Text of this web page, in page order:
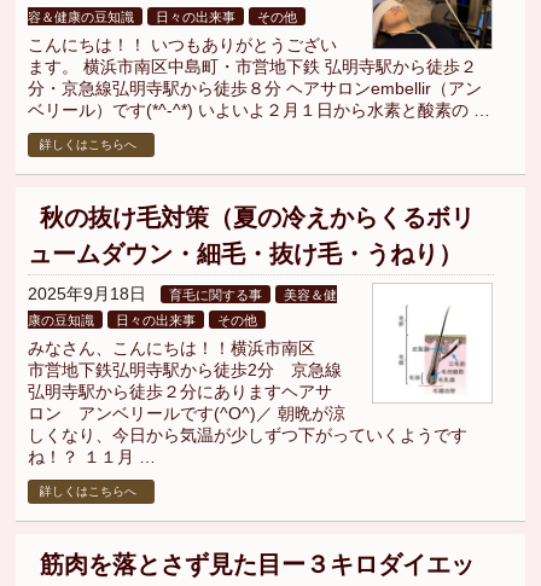
容＆健康の豆知識
日々の出来事 その他
こんにちは！！ いつもありがとうござい
ます。 横浜市南区中島町・市営地下鉄 弘明寺駅から徒歩２
分・京急線弘明寺駅から徒歩８分 ヘアサロンembellir（アン
ベリール）です(*^-^*) いよいよ２月１日から水素と酸素の …
詳しくはこちらへ
秋の抜け毛対策（夏の冷えからくるボリ
ュームダウン・細毛・抜け毛・うねり）
2025年9月18日 育毛に関する事
美容＆健
康の豆知識
日々の出来事 その他
みなさん、こんにちは！！横浜市南区
市営地下鉄弘明寺駅から徒歩2分 京急線
弘明寺駅から徒歩２分にありますヘアサ
ロン アンベリールです(^O^)／ 朝晩が涼
しくなり、今日から気温が少しずつ下がっていくようです
ね！？ １１月 …
詳しくはこちらへ
筋肉を落とさず見た目ー３キロダイエッ